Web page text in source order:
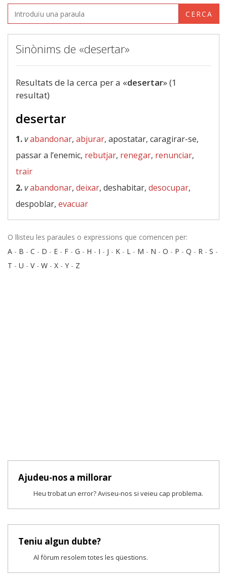
CERCA
Sinònims de «desertar»
Resultats de la cerca per a «desertar» (1
resultat)
desertar
1.vabandonar, abjurar, apostatar, caragirar-se,
passar a l’enemic, rebutjar, renegar, renunciar,
trair
2.vabandonar, deixar, deshabitar, desocupar,
despoblar, evacuar
O llisteu les paraules o expressions que comencen per:
A - B - C - D - E - F - G - H - I - J - K - L - M - N - O - P - Q - R - S -
T - U - V- W - X - Y - Z
Ajudeu-nos a millorar
Heu trobat un error? Aviseu-nos si veieu cap problema.
Teniu algun dubte?
Al fòrum resolem totes les qüestions.